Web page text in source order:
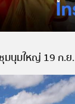
มนุมใหญ่ 19 ก.ย.